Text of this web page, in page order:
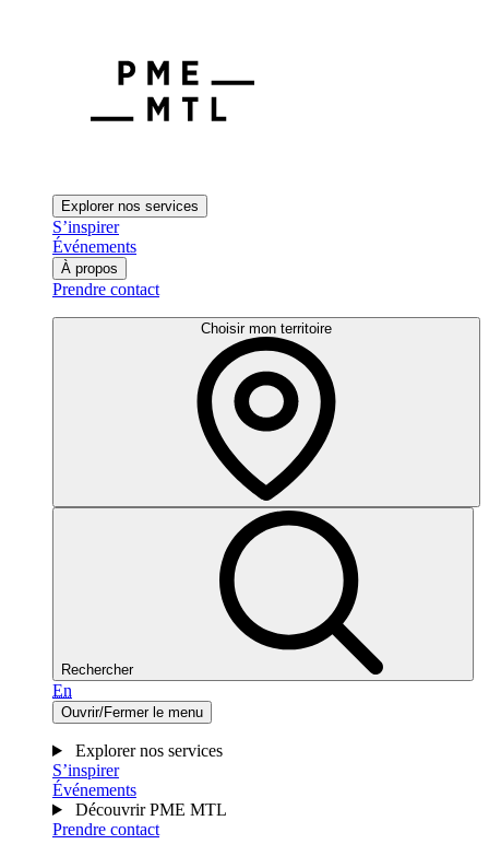
Explorer nos services
S’inspirer
Événements
À propos
Prendre contact
Choisir mon territoire
Rechercher
En
Ouvrir/Fermer le menu
Explorer nos services
S’inspirer
Événements
Découvrir PME MTL
Prendre contact